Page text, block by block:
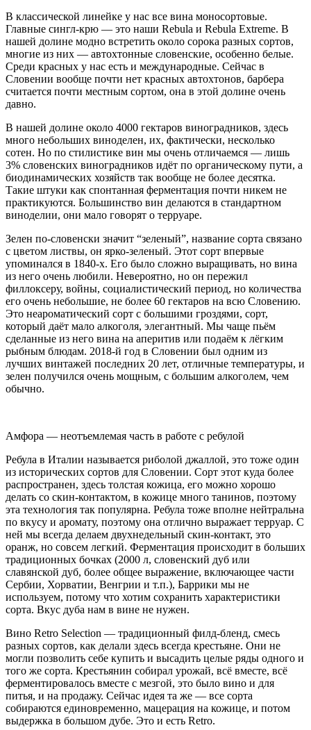
В классической линейке у нас все вина моносортовые.
Главные сингл-крю — это наши Rebula и Rebula Extreme. В
нашей долине модно встретить около сорока разных сортов,
многие из них — автохтонные словенские, особенно белые.
Среди красных у нас есть и международные. Сейчас в
Словении вообще почти нет красных автохтонов, барбера
считается почти местным сортом, она в этой долине очень
давно.
В нашей долине около 4000 гектаров виноградников, здесь
много небольших виноделен, их, фактически, несколько
сотен. Но по стилистике вин мы очень отличаемся — лишь
3% словенских виноградников идёт по органическому пути, а
биодинамических хозяйств так вообще не более десятка.
Такие штуки как спонтанная ферментация почти никем не
практикуются. Большинство вин делаются в стандартном
виноделии, они мало говорят о терруаре.
Зелен по-словенски значит “зеленый”, название сорта связано
с цветом листвы, он ярко-зеленый. Этот сорт впервые
упоминался в 1840-х. Его было сложно выращивать, но вина
из него очень любили. Невероятно, но он пережил
филлоксеру, войны, социалистический период, но количества
его очень небольшие, не более 60 гектаров на всю Словению.
Это неароматический сорт с большими гроздями, сорт,
который даёт мало алкоголя, элегантный. Мы чаще пьём
сделанные из него вина на аперитив или подаём к лёгким
рыбным блюдам. 2018-й год в Словении был одним из
лучших винтажей последних 20 лет, отличные температуры, и
зелен получился очень мощным, с большим алкоголем, чем
обычно.
Амфора — неотъемлемая часть в работе с ребулой
Ребула в Италии называется риболой джаллой, это тоже один
из исторических сортов для Словении. Сорт этот куда более
распространен, здесь толстая кожица, его можно хорошо
делать со скин-контактом, в кожице много танинов, поэтому
эта технология так популярна. Ребула тоже вполне нейтральна
по вкусу и аромату, поэтому она отлично выражает терруар. С
ней мы всегда делаем двухнедельный скин-контакт, это
оранж, но совсем легкий. Ферментация происходит в больших
традиционных бочках (2000 л, словенский дуб или
славянской дуб, более общее выражение, включающее части
Сербии, Хорватии, Венгрии и т.п.), Баррики мы не
используем, потому что хотим сохранить характеристики
сорта. Вкус дуба нам в вине не нужен.
Вино Retro Selection — традиционный филд-бленд, смесь
разных сортов, как делали здесь всегда крестьяне. Они не
могли позволить себе купить и высадить целые ряды одного и
того же сорта. Крестьянин собирал урожай, всё вместе, всё
ферментировалось вместе с мезгой, это было вино и для
питья, и на продажу. Сейчас идея та же — все сорта
собираются единовременно, мацерация на кожице, и потом
выдержка в большом дубе. Это и есть Retro.